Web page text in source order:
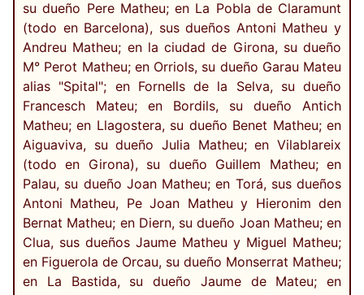
su dueño Pere Matheu; en La Pobla de Claramunt
(todo en Barcelona), sus dueños Antoni Matheu y
Andreu Matheu; en la ciudad de Girona, su dueño
M° Perot Matheu; en Orriols, su dueño Garau Mateu
alias "Spital"; en Fornells de la Selva, su dueño
Francesch Mateu; en Bordils, su dueño Antich
Matheu; en Llagostera, su dueño Benet Matheu; en
Aiguaviva, su dueño Julia Matheu; en Vilablareix
(todo en Girona), su dueño Guillem Matheu; en
Palau, su dueño Joan Matheu; en Torá, sus dueños
Antoni Matheu, Pe Joan Matheu y Hieronim den
Bernat Matheu; en Diern, su dueño Joan Matheu; en
Clua, sus dueños Jaume Matheu y Miguel Matheu;
en Figuerola de Orcau, su dueño Monserrat Matheu;
en La Bastida, su dueño Jaume de Mateu; en